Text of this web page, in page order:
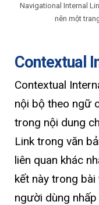
Navigational Internal
nên một
Contextual
Contextual
nội bộ theo ngữ
trong nội dung
Link trong văn
liên quan khác
kết này trong
người dùng